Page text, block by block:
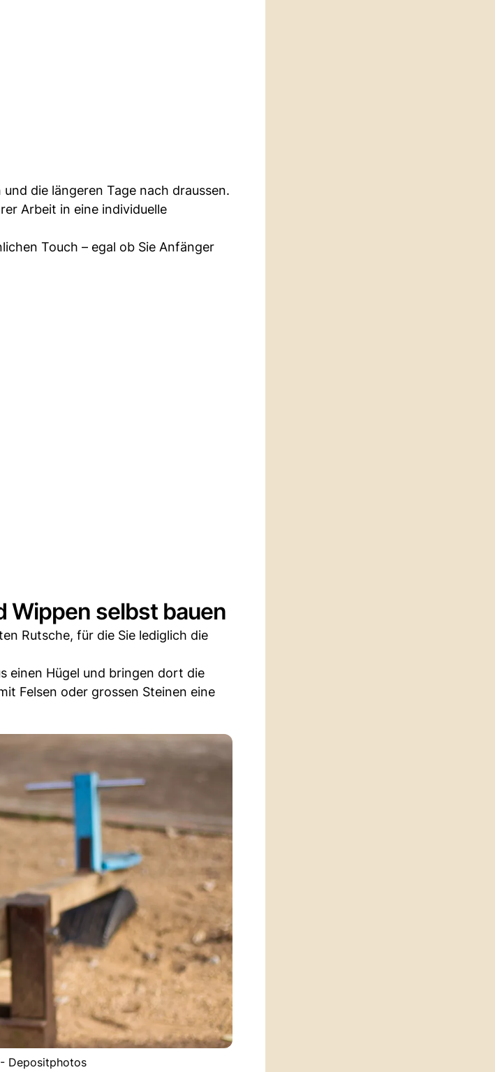
die längeren Tage nach draussen.
Arbeit in eine individuelle
Touch – egal ob Sie Anfänger
Wippen selbst bauen
Rutsche, für die Sie lediglich die
einen Hügel und bringen dort die
Felsen oder grossen Steinen eine
Depositphotos